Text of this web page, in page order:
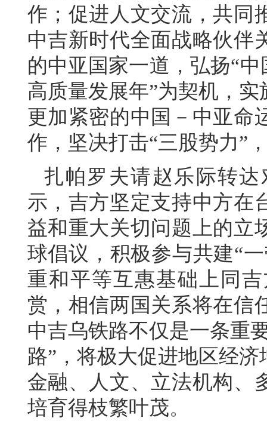
作；促进人文交流，共同
中吉新时代全面战略伙伴
的中亚国家一道，弘扬“
高质量发展年”为契机，
更加紧密的中国－中亚命
作，坚决打击“三股势力”
扎帕罗夫请赵乐际转
示，吉方坚定支持中方在
益和重大关切问题上的立
球倡议，积极参与共建“
重和平等互惠基础上同
赏，相信两国关系将在信
中吉乌铁路不仅是一条重
路”，将极大促进地区经
金融、人文、立法机构、
培育得枝繁叶茂。